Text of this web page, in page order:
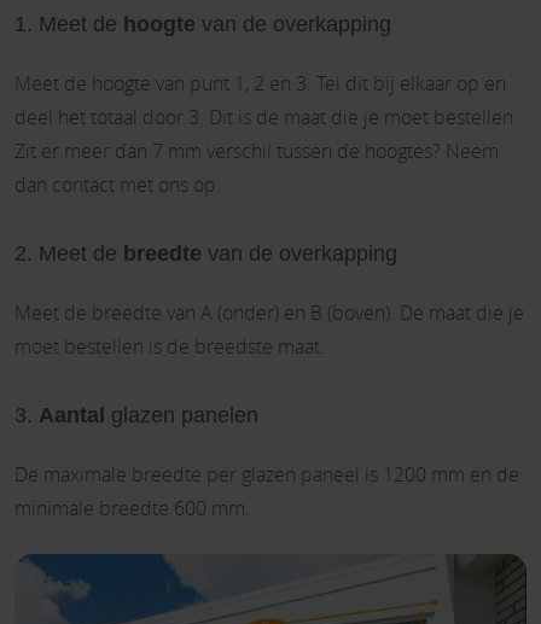
1. Meet de hoogte van de overkapping
Meet de hoogte van punt 1, 2 en 3. Tel dit bij elkaar op en
deel het totaal door 3. Dit is de maat die je moet bestellen.
Zit er meer dan 7 mm verschil tussen de hoogtes? Neem
dan contact met ons op.
2. Meet de breedte van de overkapping
Meet de breedte van A (onder) en B (boven). De maat die je
moet bestellen is de breedste maat.
3. Aantal glazen panelen
De maximale breedte per glazen paneel is 1200 mm en de
minimale breedte 600 mm.